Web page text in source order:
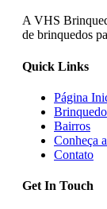
A VHS
de brinquedos
Quick Links
Página
Bairros
Conheça
Contato
Get In Touch